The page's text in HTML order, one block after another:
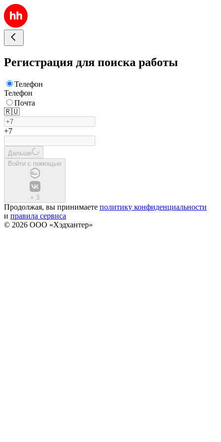
Регистрация для поиска работы
Телефон
Телефон
Почта
🇷🇺
+7
Дальше
Войти с помощью
+ 3
Продолжая, вы принимаете политику конфиденциальности
и правила сервиса
© 2026 ООО «Хэдхантер»